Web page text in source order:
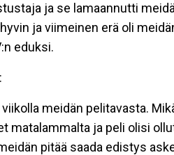
ja se lamaannutti
ja viimeinen erä oli
eduksi.
meidän pelitavasta.
matalammalta ja peli olisi
pitää saada edistys